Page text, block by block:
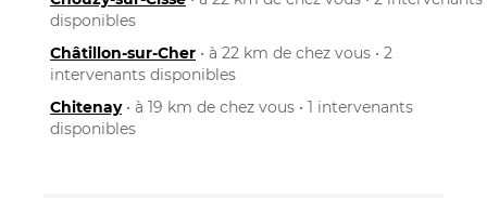
disponibles
Châtillon-sur-Cher • à 22 km de chez vous • 2
intervenants disponibles
Chitenay• à 19 km de chez vous • 1 intervenants
disponibles